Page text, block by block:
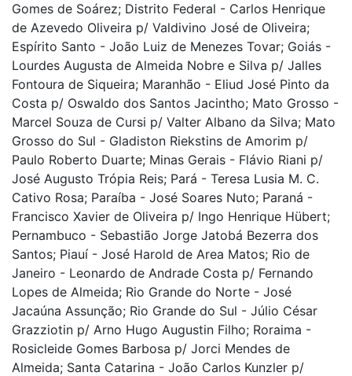
Gomes de Soárez; Distrito Federal - Carlos Henrique
de Azevedo Oliveira p/ Valdivino José de Oliveira;
Espírito Santo - João Luiz de Menezes Tovar; Goiás -
Lourdes Augusta de Almeida Nobre e Silva p/ Jalles
Fontoura de Siqueira; Maranhão - Eliud José Pinto da
Costa p/ Oswaldo dos Santos Jacintho; Mato Grosso -
Marcel Souza de Cursi p/ Valter Albano da Silva; Mato
Grosso do Sul - Gladiston Riekstins de Amorim p/
Paulo Roberto Duarte; Minas Gerais - Flávio Riani p/
José Augusto Trópia Reis; Pará - Teresa Lusia M. C.
Cativo Rosa; Paraíba - José Soares Nuto; Paraná -
Francisco Xavier de Oliveira p/ Ingo Henrique Hübert;
Pernambuco - Sebastião Jorge Jatobá Bezerra dos
Santos; Piauí - José Harold de Area Matos; Rio de
Janeiro - Leonardo de Andrade Costa p/ Fernando
Lopes de Almeida; Rio Grande do Norte - José
Jacaúna Assunção; Rio Grande do Sul - Júlio César
Grazziotin p/ Arno Hugo Augustin Filho; Roraima -
Rosicleide Gomes Barbosa p/ Jorci Mendes de
Almeida; Santa Catarina - João Carlos Kunzler p/